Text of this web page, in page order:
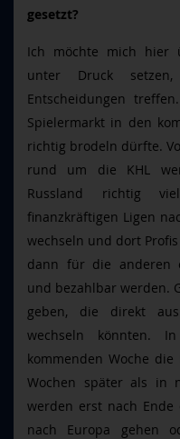
gesetzt?
Ich möchte mich hier
unter Druck
Entscheidungen
Spielermarkt in den
richtig brodeln dürfte.
rund um die KHL
Russland richtig
finanzkräftigen Ligen
wechseln und dort
dann für die anderen
und bezahlbar werden.
geben, die direkt
wechseln könnten.
kommenden Woche
Wochen später als in
werden erst nach Ende
nach Europa gehen